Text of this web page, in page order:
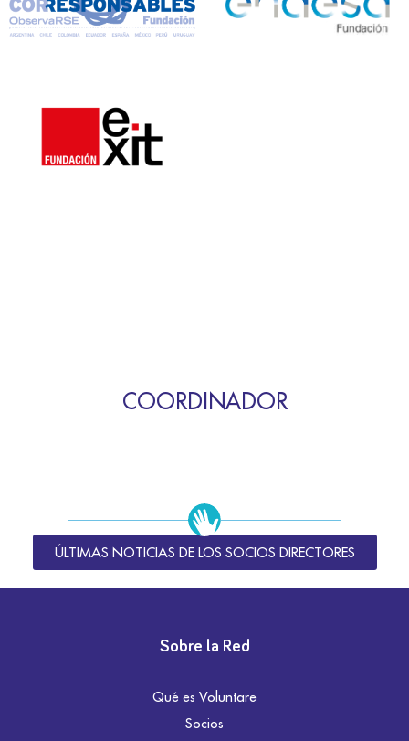
COORDINADOR
ÚLTIMAS NOTICIAS DE LOS SOCIOS DIRECTORES
Sobre la Red
Qué es Voluntare
Socios